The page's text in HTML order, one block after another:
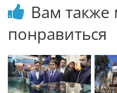
Вам также
понравиться